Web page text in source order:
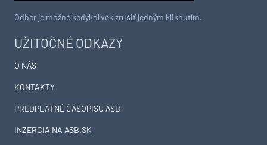
UŽITOČNÉ ODKAZY
O NÁS
KONTAKTY
PREDPLATNÉ ČASOPISU ASB
INZERCIA NA ASB.SK
Odber je možné kedykoľvek zrušiť jedným kliknutím.